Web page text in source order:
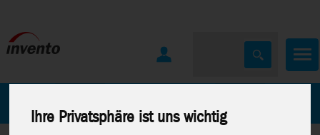
Ihre Privatsphäre ist uns wichtig